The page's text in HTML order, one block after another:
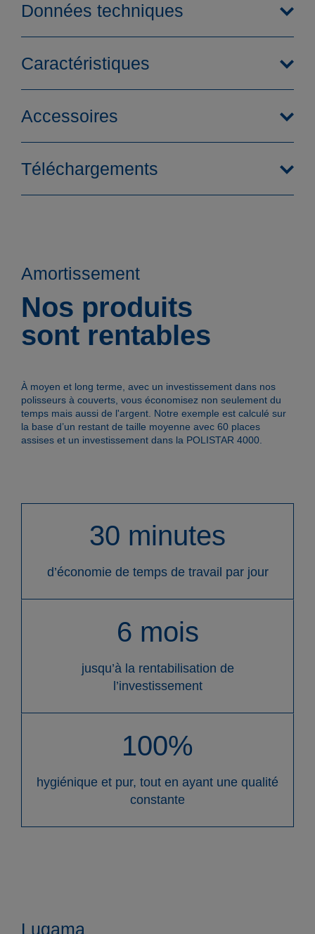
Fonctionnement
Entreprises
Contact
DE EN
Données techniques
Caractéristiques
Accessoires
Téléchargements
Amortissement
Nos produits
sont rentables
À moyen et long terme, avec un investissement dans nos
polisseurs à couverts, vous économisez non seulement du
temps mais aussi de l'argent. Notre exemple est calculé sur
la base d’un restant de taille moyenne avec 60 places
assises et un investissement dans la POLISTAR 4000.
30 minutes
d’économie de temps de travail par jour
6 mois
jusqu’à la rentabilisation de
l’investissement
100%
hygiénique et pur, tout en ayant une qualité
constante
Lugama